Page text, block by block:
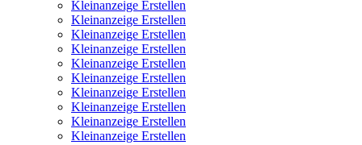
Kleinanzeige Erstellen
Kleinanzeige Erstellen
Kleinanzeige Erstellen
Kleinanzeige Erstellen
Kleinanzeige Erstellen
Kleinanzeige Erstellen
Kleinanzeige Erstellen
Kleinanzeige Erstellen
Kleinanzeige Erstellen
Kleinanzeige Erstellen